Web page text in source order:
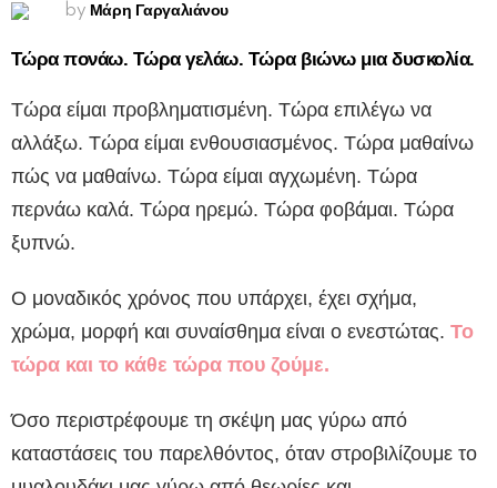
by Μάρη Γαργαλιάνου
Τώρα πονάω. Τώρα γελάω. Τώρα βιώνω μια δυσκολία.
Τώρα είμαι προβληματισμένη. Τώρα επιλέγω να
αλλάξω. Τώρα είμαι ενθουσιασμένος. Τώρα μαθαίνω
πώς να μαθαίνω. Τώρα είμαι αγχωμένη. Τώρα
περνάω καλά. Τώρα ηρεμώ. Τώρα φοβάμαι. Τώρα
ξυπνώ.
Ο μοναδικός χρόνος που υπάρχει, έχει σχήμα,
χρώμα, μορφή και συναίσθημα είναι ο ενεστώτας. Το
τώρα και το κάθε τώρα που ζούμε.
Όσο περιστρέφουμε τη σκέψη μας γύρω από
καταστάσεις του παρελθόντος, όταν στροβιλίζουμε το